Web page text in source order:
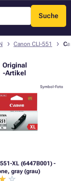
Suche
Menü
Canon CLI-551
Original
-Artikel
Symbol-Foto
XL (6447B001) -
gray (grau)